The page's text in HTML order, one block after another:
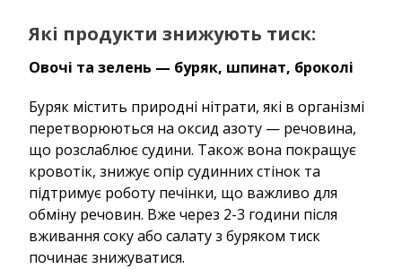
Які продукти знижують тиск:
Овочі та зелень — буряк, шпинат, броколі
Буряк містить природні нітрати, які в організмі
перетворюються на оксид азоту — речовина,
що розслаблює судини. Також вона покращує
кровотік, знижує опір судинних стінок та
підтримує роботу печінки, що важливо для
обміну речовин. Вже через 2-3 години після
вживання соку або салату з буряком тиск
починає знижуватися.